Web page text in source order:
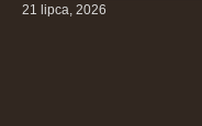
21 lipca, 2026